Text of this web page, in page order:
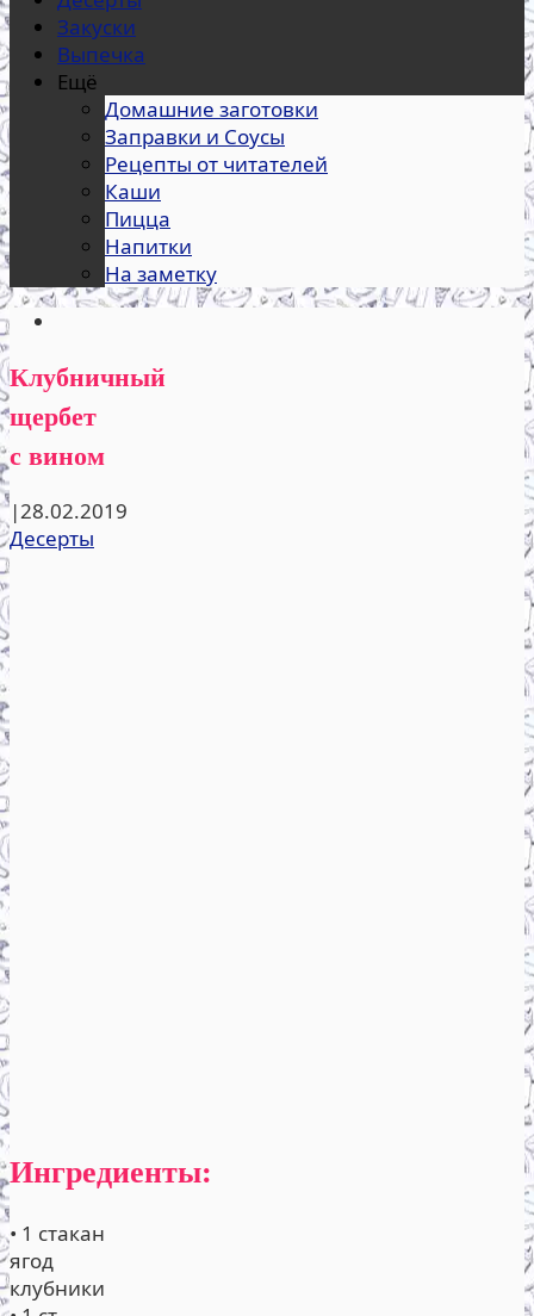
Закуски
Выпечка
Ещё
Домашние заготовки
Заправки и Соусы
Рецепты от читателей
Каши
Пицца
Напитки
На заметку
Клубничный
щербет
с вином
|28.02.2019
Десерты
Ингредиенты:
• 1 стакан
ягод
клубники